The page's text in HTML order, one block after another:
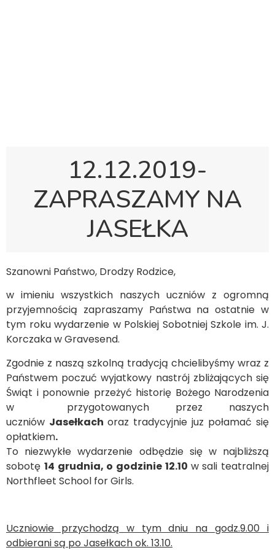
12.12.2019-
ZAPRASZAMY NA
JASEŁKA
Szanowni Państwo, Drodzy Rodzice,
w imieniu wszystkich naszych uczniów z ogromną
przyjemnością zapraszamy Państwa na ostatnie w
tym roku wydarzenie w Polskiej Sobotniej Szkole im. J.
Korczaka w Gravesend.
Zgodnie z naszą szkolną tradycją chcielibyśmy wraz z
Państwem poczuć wyjatkowy nastrój zbliżających się
Świąt i ponownie przeżyć historię Bożego Narodzenia
w przygotowanych przez naszych
uczniów Jasełkach oraz tradycyjnie juz połamać się
opłatkiem.
To niezwykłe wydarzenie odbędzie się w najbliższą
sobotę 14 grudnia, o godzinie 12.10 w sali teatralnej
Northfleet School for Girls.
Uczniowie przychodzą w tym dniu na godz.9.00 i
odbierani są po Jasełkach ok. 13.10.